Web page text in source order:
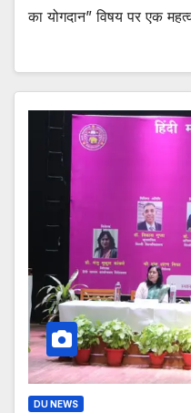
का योगदान” विषय पर एक
DU NEWS